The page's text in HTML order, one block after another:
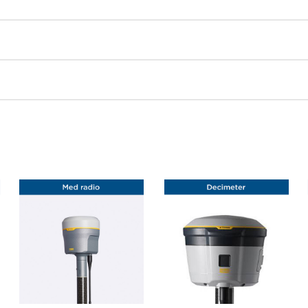
TRIMBLE
BESKYTTELSESGLAS TIL
638,00 kr. ekskl. moms
TRIMBLE SKULDERREM TIL
T7/TSC7/TSC510/TSC710
338,00 kr. ekskl. moms
På lager